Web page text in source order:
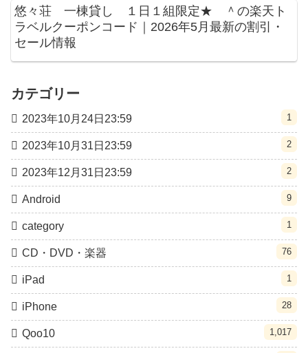
悠々荘 一棟貸し １日１組限定★ ＾の楽天ト
ラベルクーポンコード｜2026年5月最新の割引・
セール情報
カテゴリー
2023年10月24日23:59 1
2023年10月31日23:59 2
2023年12月31日23:59 2
Android 9
category 1
CD・DVD・楽器 76
iPad 1
iPhone 28
Qoo10 1,017